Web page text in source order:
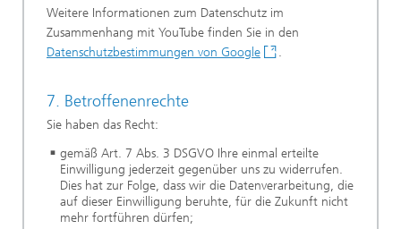
Weitere Informationen zum Datenschutz im
Zusammenhang mit YouTube finden Sie in den
Datenschutzbestimmungen von Google
.
7. Betroffenenrechte
Sie haben das Recht:
gemäß Art. 7 Abs. 3 DSGVO Ihre einmal erteilte
Einwilligung jederzeit gegenüber uns zu widerrufen.
Dies hat zur Folge, dass wir die Datenverarbeitung, die
auf dieser Einwilligung beruhte, für die Zukunft nicht
mehr fortführen dürfen;